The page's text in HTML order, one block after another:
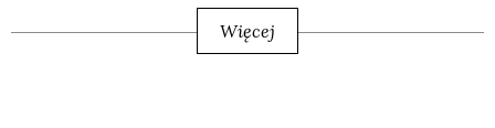
Więcej